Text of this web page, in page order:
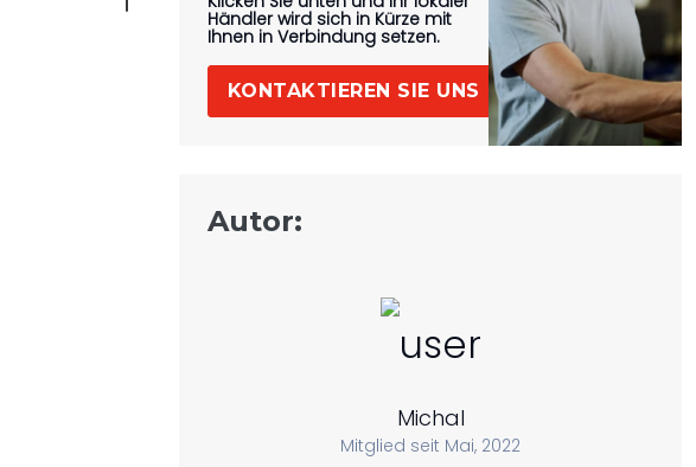
Händler wird sich in Kürze mit
Ihnen in Verbindung setzen.
KONTAKTIEREN SIE UNS
Autor:
Michal
Mitglied seit Mai, 2022